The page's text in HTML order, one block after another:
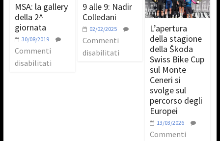
MSA: la gallery
della 2^
giornata
30/08/2019
Commenti
disabilitati
9 alle 9: Nadir
Colledani
02/02/2025
Commenti
disabilitati
L’apertura
della stagione
della Škoda
Swiss Bike Cup
sul Monte
Ceneri si
svolge sul
percorso degli
Europei
13/03/2026
Commenti